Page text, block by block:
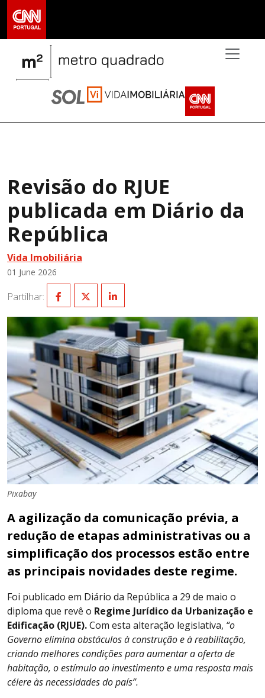
Revisão do RJUE
publicada em Diário da
República
Vida Imobiliária
01 June 2026
Partilhar:
Pixabay
A agilização da comunicação prévia, a
redução de etapas administrativas ou a
simplificação dos processos estão entre
as principais novidades deste regime.
Foi publicado em Diário da República a 29 de maio o
diploma que revê o Regime Jurídico da Urbanização e
Edificação (RJUE).Com esta alteração legislativa, “o
Governo elimina obstáculos à construção e à reabilitação,
criando melhores condições para aumentar a oferta de
habitação, o estímulo ao investimento e uma resposta mais
célere às necessidades do país”.